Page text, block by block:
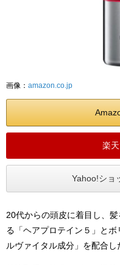
画像： amazon.co.jp
楽
Yahoo!ショ
20代からの頭皮に着目し、
る「ヘアプロテイン５」と
ルヴァイタル成分」を配合し